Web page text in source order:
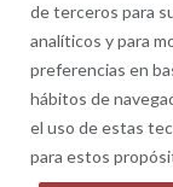
de terceros para
analíticos y para
preferencias en
hábitos de
el uso de estas
para estos